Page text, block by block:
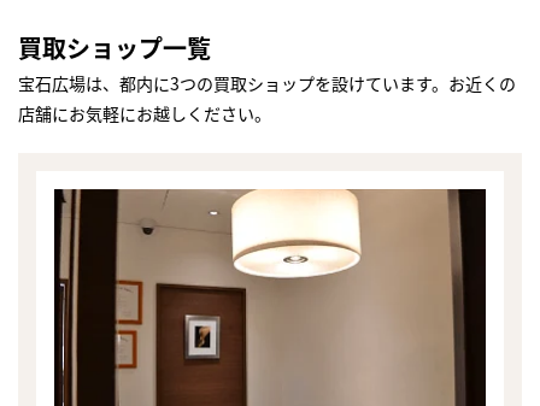
買取ショップ一覧
宝石広場は、都内に3つの買取ショップを設けています。お近くの
店舗にお気軽にお越しください。